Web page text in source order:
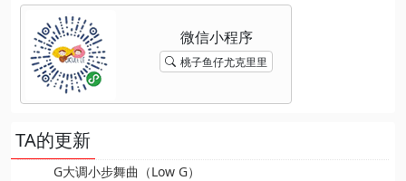
桃子鱼仔尤克里里
TA的更新
G大调小步舞曲（Low G）